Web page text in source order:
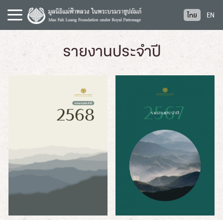
i
ไทย EN
รายงานประจำปี